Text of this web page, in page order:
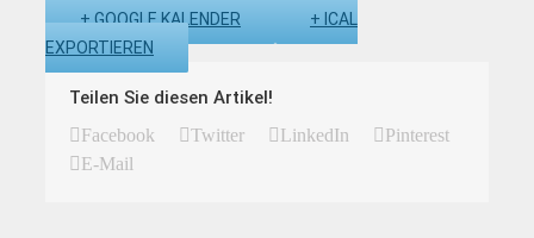
+ GOOGLE KALENDER
+ ICAL
EXPORTIEREN
Teilen Sie diesen Artikel!
Facebook Twitter LinkedIn
Pinterest
E-Mail